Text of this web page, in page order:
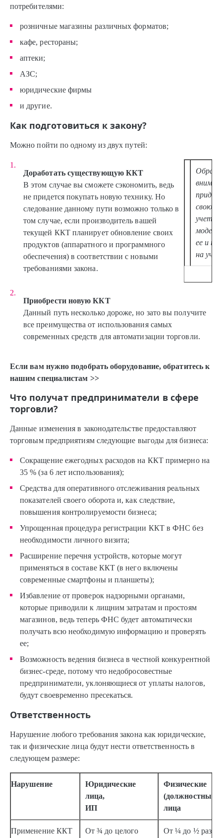
потребителями:
розничные магазины различных форматов;
кафе, рестораны;
аптеки;
АЗС;
юридические фирмы
и другие.
Как подготовиться к закону?
Можно пойти по одному из двух путей:
Доработать существующую ККТ
В этом случае вы сможете сэкономить, ведь
не придется покупать новую технику. Но
следование данному пути возможно только в
том случае, если производитель вашей
текущей ККТ планирует обновление своих
продуктов (аппаратного и программного
обеспечения) в соответствии с новыми
требованиями закона.
свою
учета
ее и
на
Приобрести новую ККТ
Данный путь несколько дороже, но зато вы получите
все преимущества от использования самых
современных средств для автоматизации торговли.
Если вам нужно подобрать оборудование, обратитесь к
нашим специалистам >>
Что получат предприниматели в сфере
торговли?
Данные изменения в законодательстве предоставляют
торговым предприятиям следующие выгоды для бизнеса:
Сокращение ежегодных расходов на ККТ примерно на
35 % (за 6 лет использования);
Средства для оперативного отслеживания реальных
показателей своего оборота и, как следствие,
повышения контролируемости бизнеса;
Упрощенная процедура регистрации ККТ в ФНС без
необходимости личного визита;
Расширение перечня устройств, которые могут
применяться в составе ККТ (в него включены
современные смартфоны и планшеты);
Избавление от проверок надзорными органами,
которые приводили к лищним затратам и простоям
магазинов, ведь теперь ФНС будет автоматически
получать всю необходимую информацию и проверять
ее;
Возможность ведения бизнеса в честной конкурентной
бизнес-среде, потому что недобросовестные
предприниматели, уклоняющиеся от уплаты налогов,
будут своевременно пресекаться.
Ответственность
Нарушение любого требования закона как юридические,
так и физические лица будут нести ответственность в
следующем размере:
Нарушение
Юридические
лица,
ИП
Физические
(должностные)
лица
Применение ККТ
От ¾ до целого
От ¼ до ½